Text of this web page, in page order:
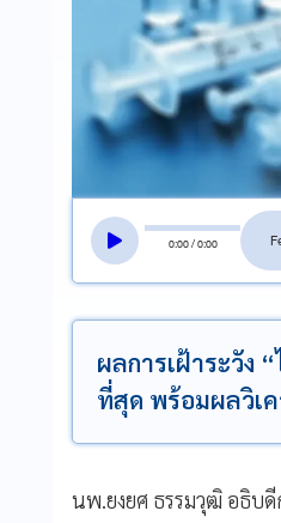
0:00/0:00
ผลการเฝ้าระวัง
ที่สุด พร้อมผลวิเ
นพ.ยงยศ ธรรมวุฒิ อธิบดี